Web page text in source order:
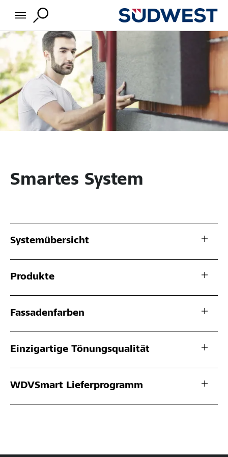
Smartes System
Systemübersicht
Produkte
Fassadenfarben
Einzigartige Tönungsqualität
WDVSmart Lieferprogramm